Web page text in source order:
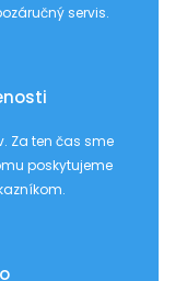
servis.
Za ten čas sme
poskytujeme